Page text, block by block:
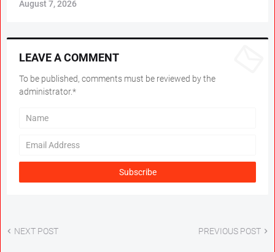
August 7, 2026
LEAVE A COMMENT
To be published, comments must be reviewed by the
administrator.*
NEXT POST PREVIOUS POST